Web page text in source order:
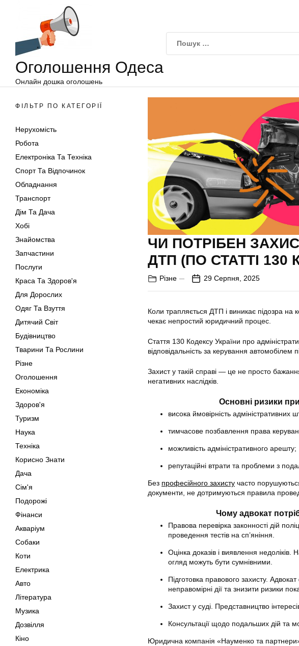
Оголошення Одеса
Онлайн дошка оголошень
ФІЛЬТР ПО КАТЕГОРІЇ
Нерухомість
Робота
Електроніка Та Техніка
Спорт Та Відпочинок
Обладнання
Транспорт
Дім Та Дача
Хобі
Знайомства
Запчастини
Послуги
Краса Та Здоров'я
Для Дорослих
Одяг Та Взуття
Дитячий Світ
Будівництво
Тварини Та Рослини
Різне
Оголошення
Економіка
Здоров'я
Туризм
Наука
Техніка
Корисно Знати
Дача
Сім'я
Подорожі
Фінанси
Акваріум
Собаки
Коти
Електрика
Авто
Література
Музика
Дозвілля
Кіно
ЧИ ПОТРІБЕН
ДТП (ПО СТАТТІ 130
Різне 29 Серпня, 2025
Коли трапляється ДТП і виникає підозра на
чекає непростий юридичний процес.
Стаття 130 Кодексу України про
відповідальність за керування автомобілем
Захист у такій справі — це не просто
негативних наслідків.
Основні ризики
висока ймовірність адміністративних
тимчасове позбавлення права
можливість адміністративного арешту;
репутаційні втрати та проблеми з
Без професійного захисту часто
документи, не дотримуються правила
Чому адвокат
Правова перевірка законності дій
проведення тестів на сп’яніння.
Оцінка доказів і виявлення
огляд можуть бути сумнівними.
Підготовка правового захисту.
неправомірні дії та знизити ризики
Захист у суді. Представництво
Консультації щодо подальших дій та
Юридична компанія «Науменко та партнери»